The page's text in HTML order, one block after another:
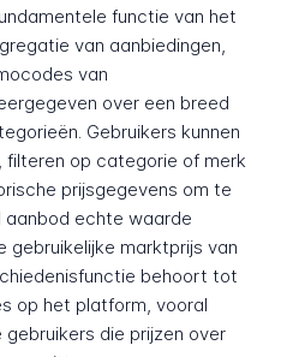
functie van het
van aanbiedingen,
van
over een breed
Gebruikers kunnen
filteren op categorie of merk
prijsgegevens om te
aanbod echte waarde
marktprijs van
behoort tot
op het platform, vooral
die prijzen over